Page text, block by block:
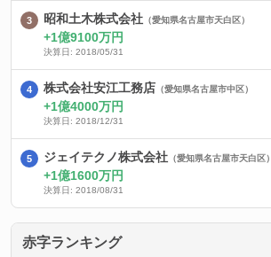
昭和土木株式会社 （愛知県名古屋市天白区）
1億9100万円
決算日: 2018/05/31
株式会社安江工務店 （愛知県名古屋市中区）
1億4000万円
決算日: 2018/12/31
ジェイテクノ株式会社 （愛知県名古屋市天白区）
1億1600万円
決算日: 2018/08/31
赤字ランキング